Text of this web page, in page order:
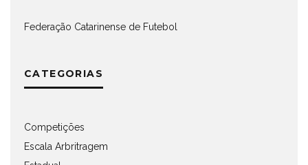
Federação Catarinense de Futebol
CATEGORIAS
Competições
Escala Arbritragem